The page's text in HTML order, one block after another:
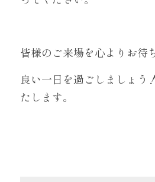
皆様のご来場を心よりお待
良い一日を過ごしましょう
たします。